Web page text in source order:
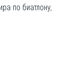
по биатлону,